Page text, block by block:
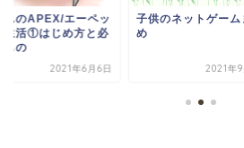
んのAPEX/エーペッ
生活①はじめ方と必
もの
2021年6月6日
子供のネットゲーム
め
2021年9